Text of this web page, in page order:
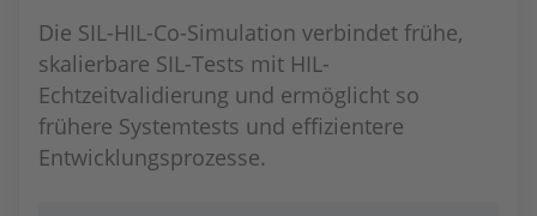
Die SIL-HIL-Co-Simulation verbindet frühe,
skalierbare SIL-Tests mit HIL-
Echtzeitvalidierung und ermöglicht so
frühere Systemtests und effizientere
Entwicklungsprozesse.